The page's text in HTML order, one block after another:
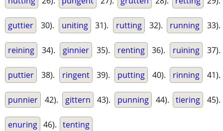
guttier 30). uniting 31). rutting 32). running 33).
reining 34). ginnier 35). renting 36). ruining 37).
puttier 38). ringent 39). putting 40). rinning 41).
punnier 42). gittern 43). punning 44). tiering 45).
enuring 46). tenting